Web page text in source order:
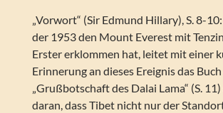
„Vorwort“ (Sir Edmund Hillary), S. 8-
der 1953 den Mount Everest mit
Erster erklommen hat, leitet mit einer
Erinnerung an dieses Ereignis das
„Grußbotschaft des Dalai Lama“ (S.
daran, dass Tibet nicht nur der